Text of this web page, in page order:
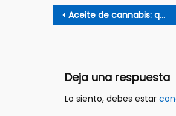
Navegación
de
Aceite de cannabis: qué es, beneficios y todo lo que debemos saber
Deja una respuesta
Lo siento, debes estar